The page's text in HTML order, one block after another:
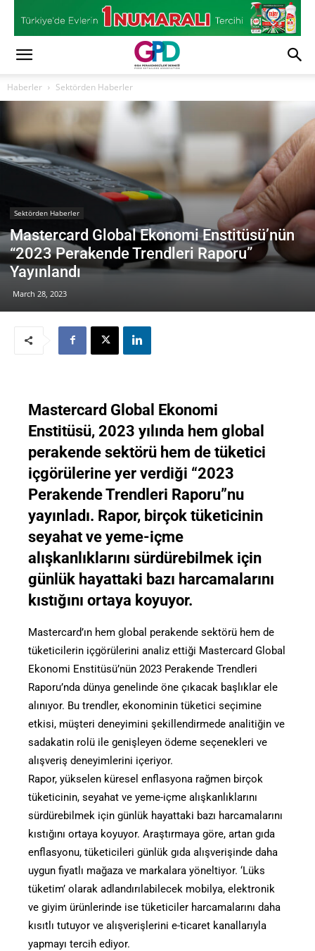
Haberler Sektörden Haberler
Sektörden Haberler
Mastercard Global Ekonomi Enstitüsü’nün
“2023 Perakende Trendleri Raporu”
Yayınlandı
March 28, 2023
Mastercard Global Ekonomi
Enstitüsü, 2023 yılında hem global
perakende sektörü hem de tüketici
içgörülerine yer verdiği “2023
Perakende Trendleri Raporu”nu
yayınladı. Rapor, birçok tüketicinin
seyahat ve yeme-içme
alışkanlıklarını sürdürebilmek için
günlük hayattaki bazı harcamalarını
kıstığını ortaya koyuyor.
Mastercard’ın hem global perakende sektörü hem de
tüketicilerin içgörülerini analiz ettiği Mastercard Global
Ekonomi Enstitüsü’nün 2023 Perakende Trendleri
Raporu’nda dünya genelinde öne çıkacak başlıklar ele
alınıyor. Bu trendler, ekonominin tüketici seçimine
etkisi, müşteri deneyimini şekillendirmede analitiğin ve
sadakatin rolü ile genişleyen ödeme seçenekleri ve
alışveriş deneyimlerini içeriyor.
Rapor, yükselen küresel enflasyona rağmen birçok
tüketicinin, seyahat ve yeme-içme alışkanlıklarını
sürdürebilmek için günlük hayattaki bazı harcamalarını
kıstığını ortaya koyuyor. Araştırmaya göre, artan gıda
enflasyonu, tüketicileri günlük gıda alışverişinde daha
uygun fiyatlı mağaza ve markalara yöneltiyor. ‘Lüks
tüketim’ olarak adlandırılabilecek mobilya, elektronik
ve giyim ürünlerinde ise tüketiciler harcamalarını daha
kısıtlı tutuyor ve alışverişlerini e-ticaret kanallarıyla
yapmayı tercih ediyor.